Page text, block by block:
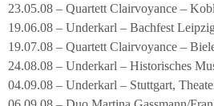
23.05.08 – Quartett Clairvoyance –
19.06.08 – Underkarl – Bachfest
19.07.08 – Quartett Clairvoyance –
24.08.08 – Underkarl – Historisches
04.09.08 – Underkarl – Stuttgart,